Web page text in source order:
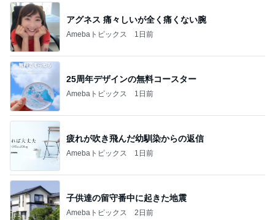
アグネス 痛々しいが全く痛くない腕
Amebaトピックス 1日前
25周年デザインの無料コースター
Amebaトピックス 1日前
疲れが吹き飛んだ幼馴染からの返信
Amebaトピックス 1日前
子供達の留守番中に起きた地震
Amebaトピックス 2日前